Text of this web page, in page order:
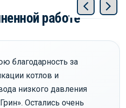
работе
благодарность за
котлов и
низкого давления
Остались очень